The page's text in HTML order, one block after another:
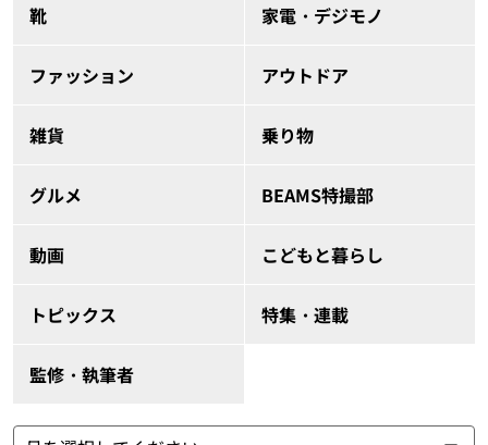
靴 家電・デジモノ
ファッション アウトドア
雑貨 乗り物
グルメ BEAMS特撮部
動画 こどもと暮らし
トピックス 特集・連載
監修・執筆者